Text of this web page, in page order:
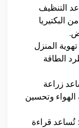
التنظيف
البكتيريا
المنزل
الطاقة
زراعة
الهواء وتحسين
تُساعد قراءة